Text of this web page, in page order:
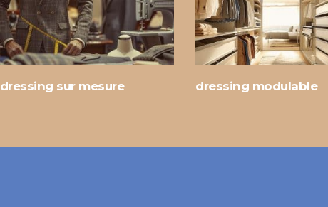
dressing sur mesure dressing modulable